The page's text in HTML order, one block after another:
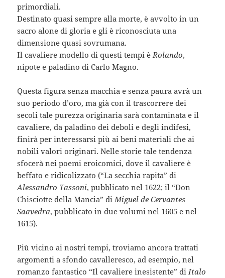
primordiali.
Destinato quasi sempre alla morte, è avvolto in un
sacro alone di gloria e gli è riconosciuta una
dimensione quasi sovrumana.
Il cavaliere modello di questi tempi è Rolando,
nipote e paladino di Carlo Magno.
Questa figura senza macchia e senza paura avrà un
suo periodo d’oro, ma già con il trascorrere dei
secoli tale purezza originaria sarà contaminata e il
cavaliere, da paladino dei deboli e degli indifesi,
finirà per interessarsi più ai beni materiali che ai
nobili valori originari. Nelle storie tale tendenza
sfocerà nei poemi eroicomici, dove il cavaliere è
beffato e ridicolizzato (“La secchia rapita” di
Alessandro Tassoni, pubblicato nel 1622; il “Don
Chisciotte della Mancia” di Miguel de Cervantes
Saavedra, pubblicato in due volumi nel 1605 e nel
1615).
Più vicino ai nostri tempi, troviamo ancora trattati
argomenti a sfondo cavalleresco, ad esempio, nel
romanzo fantastico “Il cavaliere inesistente” di Italo